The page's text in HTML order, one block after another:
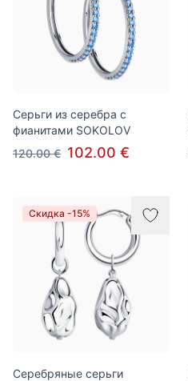
Серьги из серебра с
фианитами SOKOLOV
120.00 € 102.00 €
Скидка -15%
Серебряные серьги